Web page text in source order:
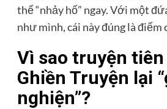
thể “nhảy hố” ngay. Với một
như mình, cái này đúng là điểm
Vì sao truyện
Ghiền Truyện lại
nghiện”?